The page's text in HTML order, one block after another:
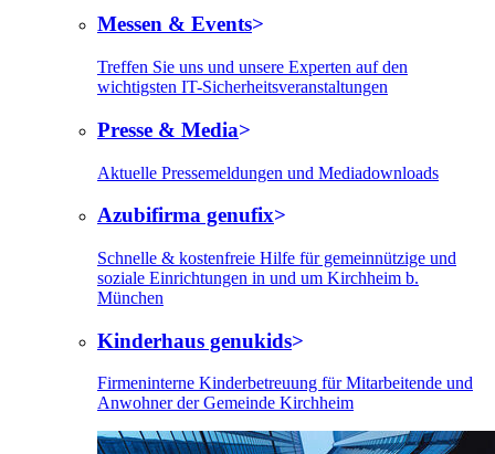
Messen & Events
Treffen Sie uns und unsere Experten auf den
wichtigsten IT-Sicherheitsveranstaltungen
Presse & Media
Aktuelle Pressemeldungen und Mediadownloads
Azubifirma genufix
Schnelle & kostenfreie Hilfe für gemeinnützige und
soziale Einrichtungen in und um Kirchheim b.
München
Kinderhaus genukids
Firmeninterne Kinderbetreuung für Mitarbeitende und
Anwohner der Gemeinde Kirchheim